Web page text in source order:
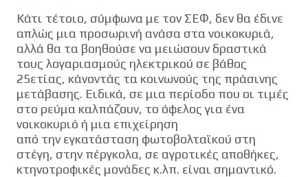
Κάτι τέτοιο, σύμφωνα με τον ΣΕΦ, δεν θα έδινε
απλώς μια προσωρινή ανάσα στα νοικοκυριά,
αλλά θα τα βοηθούσε να μειώσουν δραστικά
τους λογαριασμούς ηλεκτρικού σε βάθος
25ετίας, κάνοντάς τα κοινωνούς της πράσινης
μετάβασης. Ειδικά, σε μια περίοδο που οι τιμές
στο ρεύμα καλπάζουν, το όφελος για ένα
νοικοκυριό ή μια επιχείρηση
από την εγκατάσταση φωτοβολταϊκού στη
στέγη, στην πέργκολα, σε αγροτικές αποθήκες,
κτηνοτροφικές μονάδες κ.λπ. είναι σημαντικό.